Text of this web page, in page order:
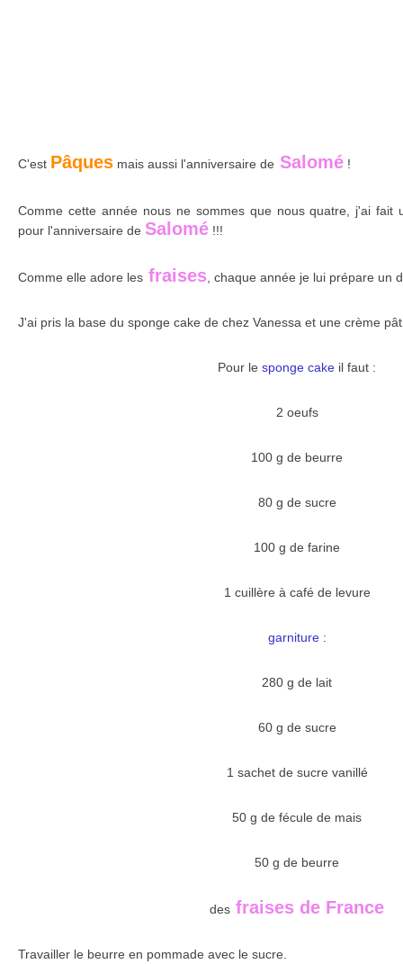
C'est Pâques mais aussi l'anniversaire de Salomé !
Comme cette année nous ne sommes que nous quatre, j'ai fait
pour l'anniversaire de Salomé !!!
Comme elle adore les fraises , chaque année je lui prépare un
J'ai pris la base du sponge cake de chez Vanessa et une crème
Pour le sponge cake il faut :
2 oeufs
100 g de beurre
80 g de sucre
100 g de farine
1 cuillère à café de levure
garniture:
280 g de lait
60 g de sucre
1 sachet de sucre vanillé
50 g de fécule de mais
50 g de beurre
des fraises de France
Travailler le beurre en pommade avec le sucre.